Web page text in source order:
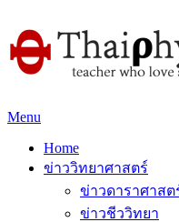
Menu
Home
ข่าววิทยาศาสตร์
ข่าวดาราศาสต
ข่าวชีววิทยา